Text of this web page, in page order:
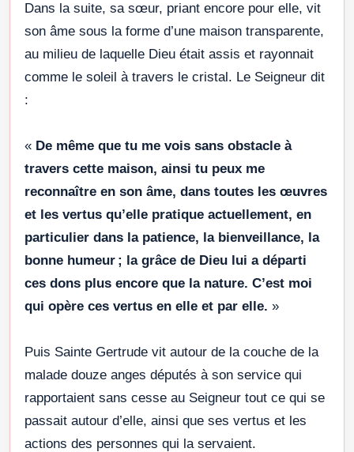
Dans la suite, sa sœur, priant encore pour elle, vit
son âme sous la forme d’une maison transparente,
au milieu de laquelle Dieu était assis et rayonnait
comme le soleil à travers le cristal. Le Seigneur dit
:
« De même que tu me vois sans obstacle à
travers cette maison, ainsi tu peux me
reconnaître en son âme, dans toutes les œuvres
et les vertus qu’elle pratique actuellement, en
particulier dans la patience, la bienveillance, la
bonne humeur ; la grâce de Dieu lui a départi
ces dons plus encore que la nature. C’est moi
qui opère ces vertus en elle et par elle. »
Puis Sainte Gertrude vit autour de la couche de la
malade douze anges députés à son service qui
rapportaient sans cesse au Seigneur tout ce qui se
passait autour d’elle, ainsi que ses vertus et les
actions des personnes qui la servaient.